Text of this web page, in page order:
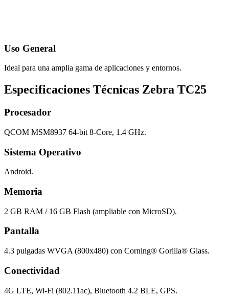
Uso General
Ideal para una amplia gama de aplicaciones y entornos.
Especificaciones Técnicas Zebra TC25
Procesador
QCOM MSM8937 64-bit 8-Core, 1.4 GHz.
Sistema Operativo
Android.
Memoria
2 GB RAM / 16 GB Flash (ampliable con MicroSD).
Pantalla
4.3 pulgadas WVGA (800x480) con Corning® Gorilla® Glass.
Conectividad
4G LTE, Wi-Fi (802.11ac), Bluetooth 4.2 BLE, GPS.